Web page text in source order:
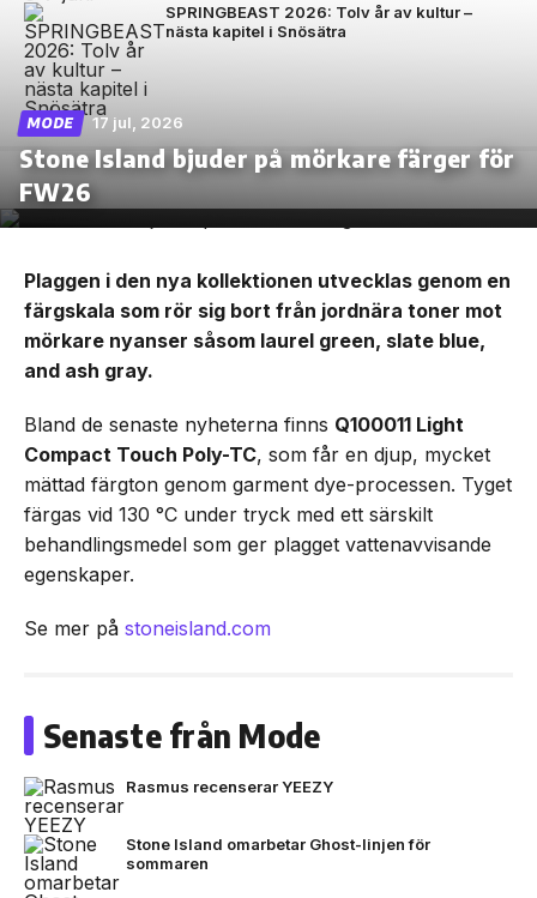
SPRINGBEAST 2026: Tolv år av kultur –
nästa kapitel i Snösätra
MODE 17 jul, 2026
Stone Island bjuder på mörkare färger för
FW26
Plaggen i den nya kollektionen utvecklas genom en
färgskala som rör sig bort från jordnära toner mot
mörkare nyanser såsom laurel green, slate blue,
and ash gray.
Bland de senaste nyheterna finns Q100011 Light
Compact Touch Poly-TC, som får en djup, mycket
mättad färgton genom garment dye-processen. Tyget
färgas vid 130 °C under tryck med ett särskilt
behandlingsmedel som ger plagget vattenavvisande
egenskaper.
Se mer på stoneisland.com
Senaste från Mode
Rasmus recenserar YEEZY
Stone Island omarbetar Ghost-linjen för
sommaren